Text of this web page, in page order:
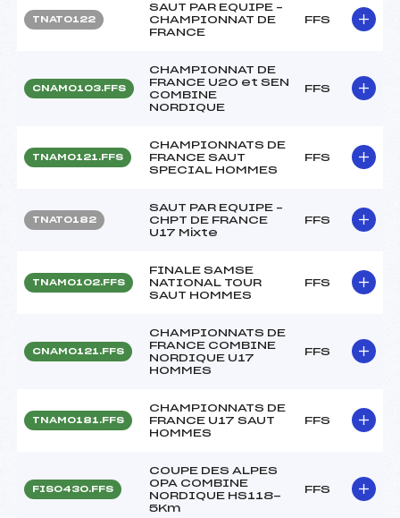
TNAT0122
SAUT PAR EQUIPE –
CHAMPIONNAT DE
FRANCE
FFS
CNAM0103.FFS
CHAMPIONNAT DE
FRANCE U20 et SEN
COMBINE
NORDIQUE
FFS
TNAM0121.FFS
CHAMPIONNATS DE
FRANCE SAUT
SPECIAL HOMMES
FFS
TNAT0182
SAUT PAR EQUIPE –
CHPT DE FRANCE
U17 Mixte
FFS
TNAM0102.FFS
FINALE SAMSE
NATIONAL TOUR
SAUT HOMMES
FFS
CNAM0121.FFS
CHAMPIONNATS DE
FRANCE COMBINE
NORDIQUE U17
HOMMES
FFS
TNAM0181.FFS
CHAMPIONNATS DE
FRANCE U17 SAUT
HOMMES
FFS
FIS0430.FFS
COUPE DES ALPES
OPA COMBINE
NORDIQUE HS118-
5Km
FFS